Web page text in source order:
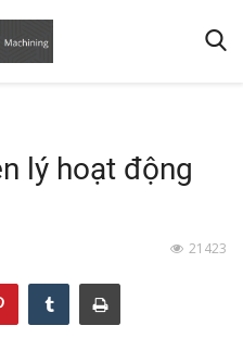
lý hoạt động
21423